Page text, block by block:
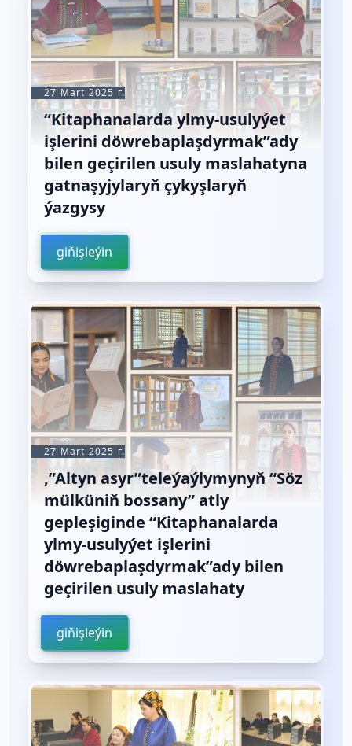
27 Mart 2025 г.
“Kitaphanalarda ylmy-usulyýet
işlerini döwrebaplaşdyrmak”ady
bilen geçirilen usuly maslahatyna
gatnaşyjylaryň çykyşlaryň
ýazgysy
giňişleýin
27 Mart 2025 г.
,”Altyn asyr”teleýaýlymynyň “Söz
mülküniň bossany” atly
gepleşiginde “Kitaphanalarda
ylmy-usulyýet işlerini
döwrebaplaşdyrmak”ady bilen
geçirilen usuly maslahaty
giňişleýin